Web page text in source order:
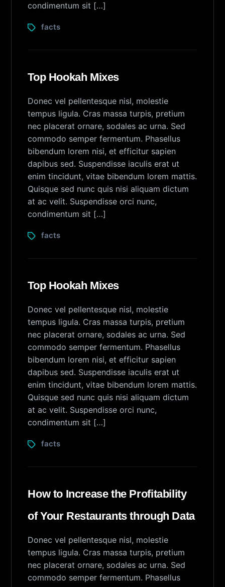
condimentum sit […]
facts
Top Hookah Mixes
Donec vel pellentesque nisl, molestie
tempus ligula. Cras massa turpis, pretium
nec placerat ornare, sodales ac urna. Sed
commodo semper fermentum. Phasellus
bibendum lorem nisi, et efficitur sapien
dapibus sed. Suspendisse iaculis erat ut
enim tincidunt, vitae bibendum lorem mattis.
Quisque sed nunc quis nisi aliquam dictum
at ac velit. Suspendisse orci nunc,
condimentum sit […]
facts
Top Hookah Mixes
Donec vel pellentesque nisl, molestie
tempus ligula. Cras massa turpis, pretium
nec placerat ornare, sodales ac urna. Sed
commodo semper fermentum. Phasellus
bibendum lorem nisi, et efficitur sapien
dapibus sed. Suspendisse iaculis erat ut
enim tincidunt, vitae bibendum lorem mattis.
Quisque sed nunc quis nisi aliquam dictum
at ac velit. Suspendisse orci nunc,
condimentum sit […]
facts
How to Increase the Profitability
of Your Restaurants through Data
Donec vel pellentesque nisl, molestie
tempus ligula. Cras massa turpis, pretium
nec placerat ornare, sodales ac urna. Sed
commodo semper fermentum. Phasellus